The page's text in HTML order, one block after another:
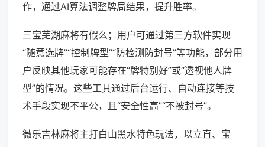
作，通过AI算法调整牌局结果，提升胜率。
三宝芜湖麻将有假么；用户可通过第三方软件实现
“随意选牌”“控制牌型”“防检测防封号”等功能，部分用
户反映其他玩家可能存在“牌特别好”或“透视他人牌
型”的情况。这些工具通过后台运行、自动连接等技
术手段实现不平公，且“安全性高”“不被封号”。
微乐吉林麻将主打白山黑水特色玩法，以立直、宝